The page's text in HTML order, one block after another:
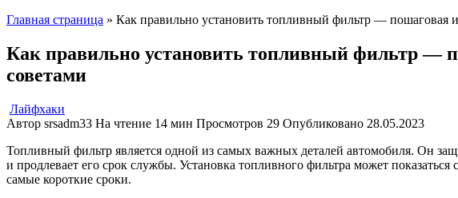
Главная страница » Как правильно установить топливный фильтр —
Как правильно установить топливный фильтр —
советами
Лайфхаки
Автор srsadm33 На чтение 14 мин Просмотров 29 Опубликовано 28.05.2023
Топливный фильтр является одной из самых важных деталей автомобиля. Он
и продлевает его срок службы. Установка топливного фильтра может
самые короткие сроки.